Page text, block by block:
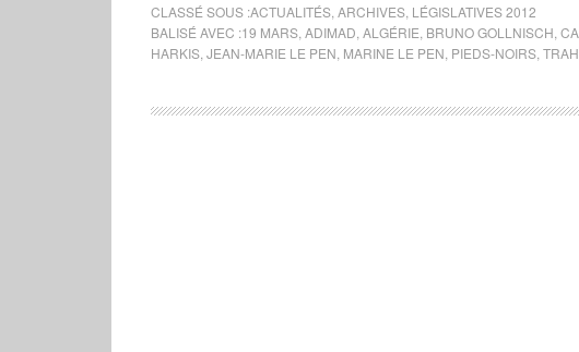
CLASSÉ SOUS :ACTUALITÉS ARCHIVES LÉGISLATIVES 2012
BALISÉ AVEC :19 MARS ADIMAD ALGÉRIE BRUNO GOLLNISCH
HARKIS JEAN-MARIE LE PEN MARINE LE PEN PIEDS-NOIRS